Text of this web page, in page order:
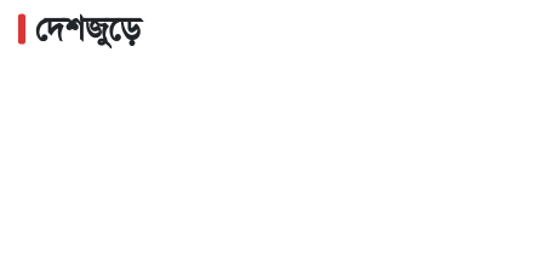
দেশজুড়ে